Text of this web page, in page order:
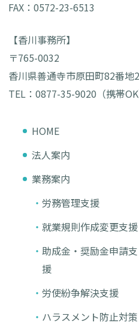
FAX：0572-23-6513
【香川事務所】
〒765-0032
香川県善通寺市原田町82番地2
TEL：0877-35-9020（携帯OK
HOME
法人案内
業務案内
労務管理支援
就業規則作成変更支援
助成金・奨励金申請支
援
労使紛争解決支援
ハラスメント防止対策